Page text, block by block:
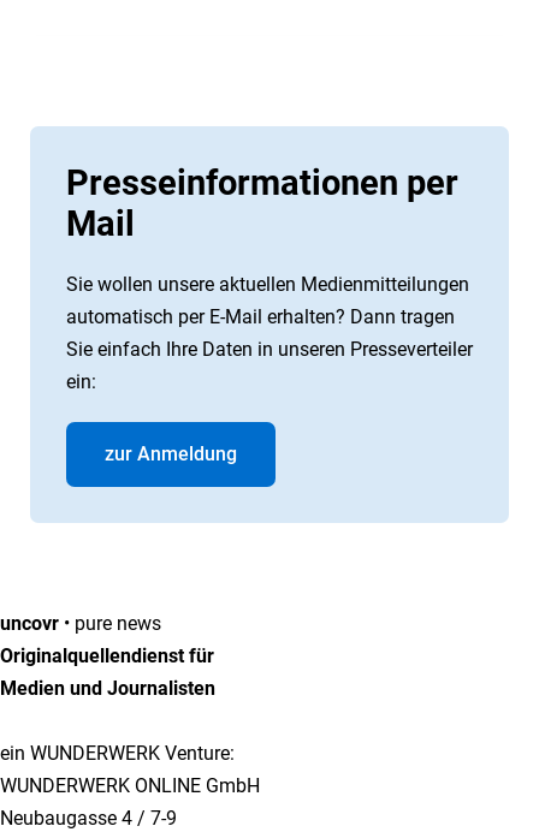
Presseinformationen per
Mail
Sie wollen unsere aktuellen Medienmitteilungen
automatisch per E-Mail erhalten? Dann tragen
Sie einfach Ihre Daten in unseren Presseverteiler
ein:
zur Anmeldung
uncovr • pure news
Originalquellendienst für
Medien und Journalisten
ein WUNDERWERK Venture:
WUNDERWERK ONLINE GmbH
Neubaugasse 4 / 7-9